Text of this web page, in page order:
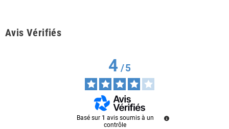
Avis Vérifiés
4/5
Basé sur 1 avis soumis à un
contrôle